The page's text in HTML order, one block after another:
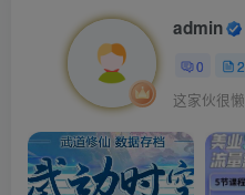
admin
0
这家伙很